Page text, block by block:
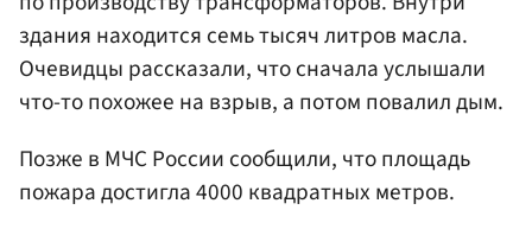
здания находится семь тысяч литров масла.
Очевидцы рассказали, что сначала услышали
что-то похожее на взрыв, а потом повалил дым.
Позже в МЧС России сообщили, что площадь
пожара достигла 4000 квадратных метров.